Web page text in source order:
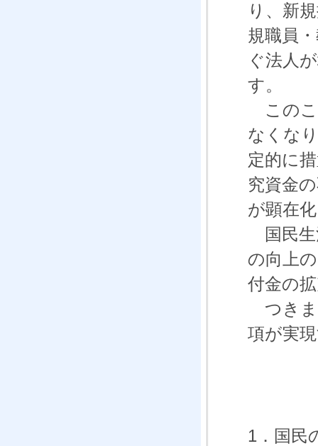
り、新
規職員
ぐ法人
す。
このこ
なくな
定的に
究資金
が顕在
国民生
の向上
付金の
つきま
項が実
1．国民